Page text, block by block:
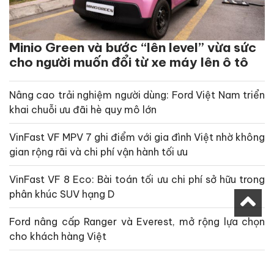
Minio Green và bước “lên level” vừa sức
cho người muốn đổi từ xe máy lên ô tô
Nâng cao trải nghiệm người dùng: Ford Việt Nam triển
khai chuỗi ưu đãi hè quy mô lớn
VinFast VF MPV 7 ghi điểm với gia đình Việt nhờ không
gian rộng rãi và chi phí vận hành tối ưu
VinFast VF 8 Eco: Bài toán tối ưu chi phí sở hữu trong
phân khúc SUV hạng D
Ford nâng cấp Ranger và Everest, mở rộng lựa chọn
cho khách hàng Việt